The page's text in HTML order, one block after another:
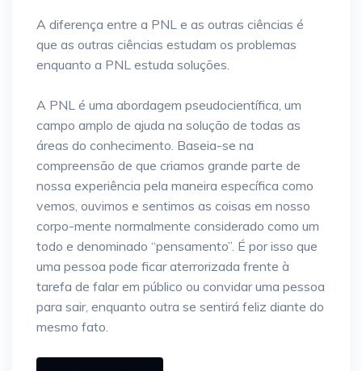
A diferença entre a PNL e as outras ciências é
que as outras ciências estudam os problemas
enquanto a PNL estuda soluções.
A PNL é uma abordagem pseudocientífica, um
campo amplo de ajuda na solução de todas as
áreas do conhecimento. Baseia-se na
compreensão de que criamos grande parte de
nossa experiência pela maneira específica como
vemos, ouvimos e sentimos as coisas em nosso
corpo-mente normalmente considerado como um
todo e denominado “pensamento”. É por isso que
uma pessoa pode ficar aterrorizada frente à
tarefa de falar em público ou convidar uma pessoa
para sair, enquanto outra se sentirá feliz diante do
mesmo fato.